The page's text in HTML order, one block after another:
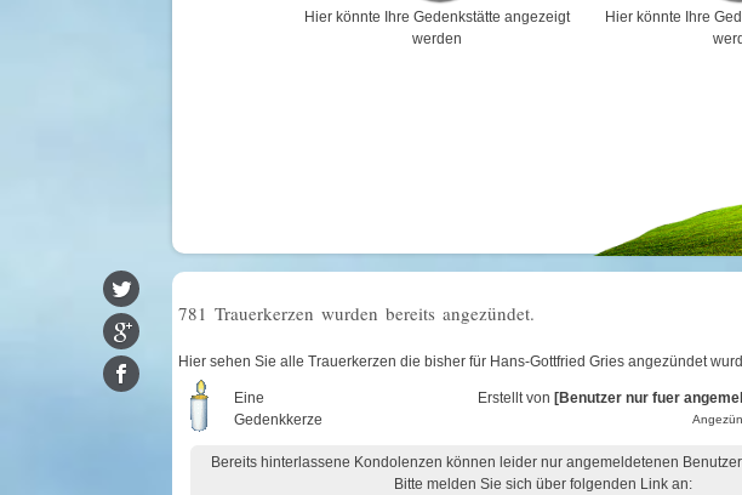
Hier könnte Ihre Gedenkstätte angezeigt
werden
Hier könnte Ihre
781 Trauerkerzen wurden bereits angezündet.
Hier sehen Sie alle Trauerkerzen die bisher für Hans-Gottfried Gries angezündet
Eine
Gedenkkerze
Erstellt von [Benutzer nur fuer
Bereits hinterlassene Kondolenzen können leider nur angemeldetenen
Bitte melden Sie sich über folgenden Link an: